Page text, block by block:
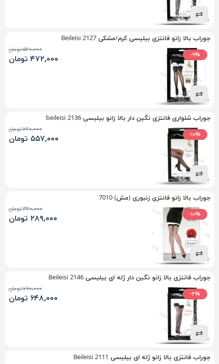
جوراب بالا زانو فانتزی بیلیسی کرم/مشکی Beileisi 2127
-۹%
۵۲۰,۰۰۰ تومان
۴۷۲,۰۰۰ تومان
جوراب شلواری فانتزی نگین دار بالا زانو بیلیسی beileisi 2136
-۱۰%
۶۲۰,۰۰۰ تومان
۵۵۷,۰۰۰ تومان
جوراب بالا زانو فانتزی زنبوری (مش) 7010
-۱۰%
۳۲۰,۰۰۰ تومان
۲۸۹,۰۰۰ تومان
جوراب فانتزی بالا زانو نگین دار ژله ای بیلیسی Beileisi 2146
-۶%
۶۹۰,۰۰۰ تومان
۶۴۸,۰۰۰ تومان
جوراب فانتزی بالا زانو ژله ای بیلیسی Beileisi 2111